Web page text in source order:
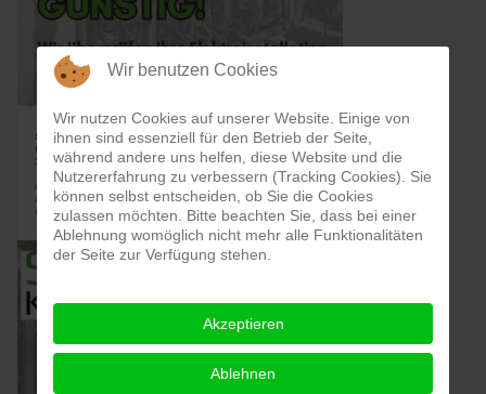
Wir benutzen Cookies
Wir nutzen Cookies auf unserer Website. Einige von
ihnen sind essenziell für den Betrieb der Seite,
während andere uns helfen, diese Website und die
Nutzererfahrung zu verbessern (Tracking Cookies). Sie
können selbst entscheiden, ob Sie die Cookies
zulassen möchten. Bitte beachten Sie, dass bei einer
Ablehnung womöglich nicht mehr alle Funktionalitäten
der Seite zur Verfügung stehen.
Akzeptieren
Ablehnen